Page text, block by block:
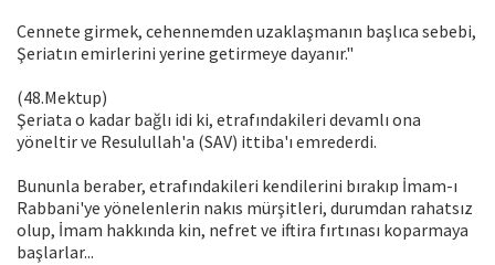
Cennete girmek, cehennemden uzaklaşmanın başlıca sebebi,
Şeriatın emirlerini yerine getirmeye dayanır."
(48.Mektup)
Şeriata o kadar bağlı idi ki, etrafındakileri devamlı ona
yöneltir ve Resulullah'a (SAV) ittiba'ı emrederdi.
Bununla beraber, etrafındakileri kendilerini bırakıp İmam-ı
Rabbani'ye yönelenlerin nakıs mürşitleri, durumdan rahatsız
olup, İmam hakkında kin, nefret ve iftira fırtınası koparmaya
başlarlar...